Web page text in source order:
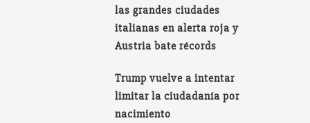
las grandes ciudades
italianas en alerta roja y
Austria bate récords
Trump vuelve a intentar
limitar la ciudadanía por
nacimiento